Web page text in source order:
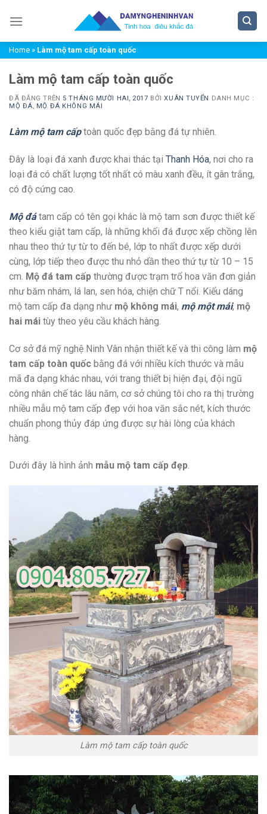
đến
dungHome » Làm mộ tam cấp toàn quốc
Làm mộ tam cấp toàn quốc
ĐÃ ĐĂNG TRÊN 5 THÁNG MƯỜI HAI, 2017 BỞIXUÂN TUYỂN
DANH MỤC :
MỘ ĐÁ, MỘ ĐÁ KHÔNG MÁI
Làm mộ tam cấptoàn quốc đẹp bằng đá tự nhiên.
Đây là loại đá xanh được khai thác tại Thanh Hóa, nơi cho ra
loại đá có chất lượng tốt nhất có màu xanh đều, ít gân trắng,
có độ cứng cao.
Mộ đátam cấp có tên gọi khác là mộ tam sơn được thiết kế
theo kiểu giật tam cấp, là những khối đá được xếp chồng lên
nhau theo thứ tự từ to đến bé, lớp to nhất được xếp dưới
cùng, lớp tiếp theo được thu nhỏ dần theo thứ tự từ 10 – 15
cm. Mộ đá tam cấp thường được trạm trổ hoa văn đơn giản
như băm nhám, lá lan, sen hóa, chiện chữ T nổi. Kiểu dáng
mộ tam cấp đa dạng như mộ không mái, mộ một mái, mộ
hai mái tùy theo yêu cầu khách hàng.
Cơ sở đá mỹ nghệ Ninh Vân nhận thiết kế và thi công làm mộ
tam cấp toàn quốc bằng đá với nhiều kích thước và mẫu
mã đa dạng khác nhau, với trang thiết bị hiện đại, đội ngũ
công nhân chế tác lâu năm, cơ sở chúng tôi cho ra thị trường
nhiều mẫu mộ tam cấp đẹp với hoa văn sắc nét, kích thước
chuẩn phong thủy đáp ứng được sự hài lòng của khách
hàng.
Dưới đây là hình ảnh mẫu mộ tam cấp đẹp.
Làm mộ tam cấp toàn quốc